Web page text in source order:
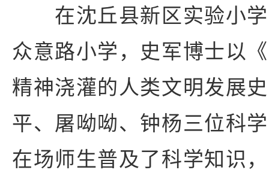
在沈丘县新区实验小学
众意路小学，史军博士以
精神浇灌的人类文明发展
平、屠呦呦、钟杨三位科
在场师生普及了科学知识